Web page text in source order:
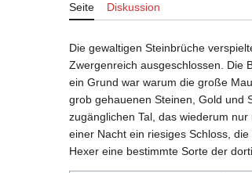
Seite Diskussion
Die gewaltigen Steinbrüche
Zwergenreich ausgeschlossen. Die
ein Grund war warum die große
grob gehauenen Steinen, Gold und
zugänglichen Tal, das wiederum
einer Nacht ein riesiges Schloss, die
Hexer eine bestimmte Sorte der